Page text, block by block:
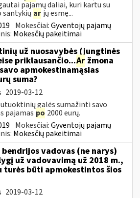
pajamų daliai, kuri kartu su
santykių ar jų esmę...
Mokesčiai:Gyventojų pajamų
Mokesčių pakeitimai
už nuosavybės (jungtinės
priklausančio...Ar žmona
apmokestinamąsias
suma?
2019-03-12
galės sumažinti savo
pajamas po 2000 eurų.
Mokesčiai:Gyventojų pajamų
Mokesčių pakeitimai
bendrijos vadovas (ne narys)
už vadovavimą už 2018 m.,
turės būti apmokestintos šios
2019-03-12